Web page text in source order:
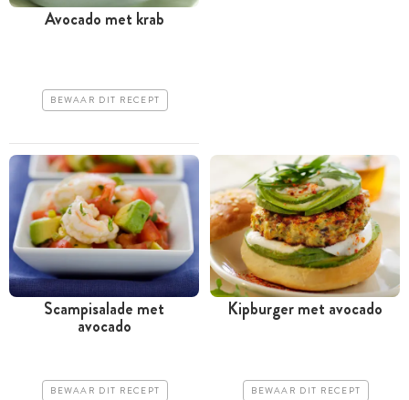
Avocado met krab
BEWAAR DIT RECEPT
Scampisalade met
avocado
BEWAAR DIT RECEPT
Kipburger met avocado
BEWAAR DIT RECEPT